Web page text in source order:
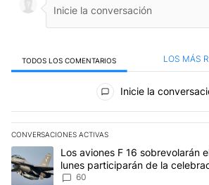
TODOS LOS COMENTARIOS LOS MÁS
Todos los comentarios
Inicie la
CONVERSACIONES ACTIVAS
Este listado muestra los artículos con más
Un artículo de tendencia con el título
Los aviones F 16 sobrevolarán
lunes participarán de la
Aérea
60